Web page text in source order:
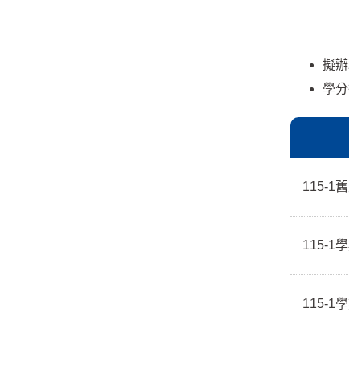
擬
學
115-1
115-1
115-1